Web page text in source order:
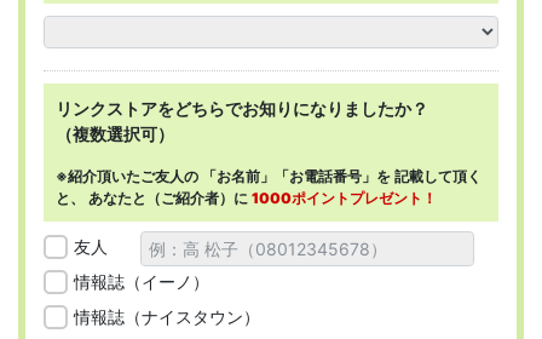
リンクストアをどちらでお知りになりましたか？
（複数選択可）
※紹介頂いたご友人の 「お名前」「お電話番号」を 記載して頂く
と、 あなたと（ご紹介者）に 1000ポイントプレゼント！
友人
情報誌（イーノ）
情報誌（ナイスタウン）